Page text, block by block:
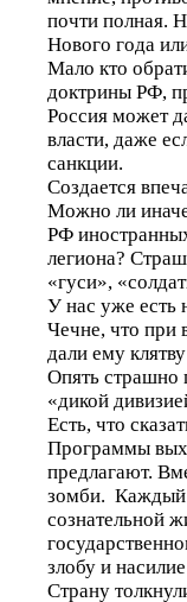
почти полная.
Нового года
Мало кто
доктрины РФ,
Россия может
власти, даже
санкции.
Создается
Можно ли
РФ
легиона?
«гуси»,
У нас уже есть
Чечне, что при
дали ему
Опять страшно
«дикой
Есть, что
Программы
предлагают.
зомби. Каждый
сознательной
злобу и
Страну